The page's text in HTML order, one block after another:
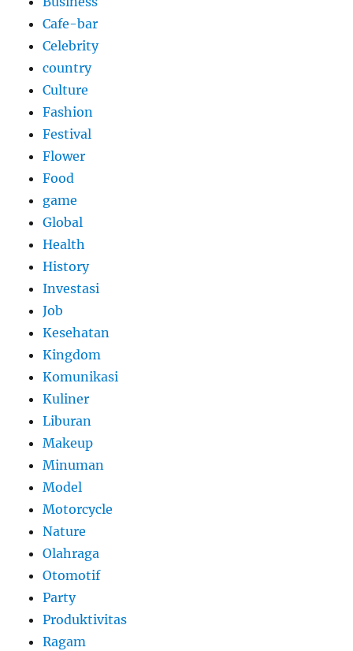
Cafe-bar
Celebrity
country
Culture
Fashion
Festival
Flower
Food
game
Global
Health
History
Investasi
Job
Kesehatan
Kingdom
Komunikasi
Kuliner
Liburan
Makeup
Minuman
Model
Motorcycle
Nature
Olahraga
Otomotif
Party
Produktivitas
Ragam